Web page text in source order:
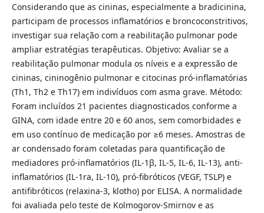
Considerando que as cininas, especialmente a bradicinina,
participam de processos inflamatórios e broncoconstritivos,
investigar sua relação com a reabilitação pulmonar pode
ampliar estratégias terapêuticas. Objetivo: Avaliar se a
reabilitação pulmonar modula os níveis e a expressão de
cininas, cininogênio pulmonar e citocinas pró-inflamatórias
(Th1, Th2 e Th17) em indivíduos com asma grave. Método:
Foram incluídos 21 pacientes diagnosticados conforme a
GINA, com idade entre 20 e 60 anos, sem comorbidades e
em uso contínuo de medicação por ≥6 meses. Amostras de
ar condensado foram coletadas para quantificação de
mediadores pró-inflamatórios (IL-1β, IL-5, IL-6, IL-13), anti-
inflamatórios (IL-1ra, IL-10), pró-fibróticos (VEGF, TSLP) e
antifibróticos (relaxina-3, klotho) por ELISA. A normalidade
foi avaliada pelo teste de Kolmogorov-Smirnov e as